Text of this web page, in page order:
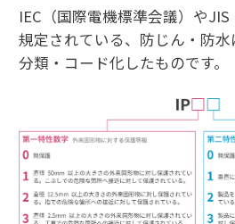
IEC（国際電機標準会議）や
規定されている、防じん・防
分類・コード化したものです。